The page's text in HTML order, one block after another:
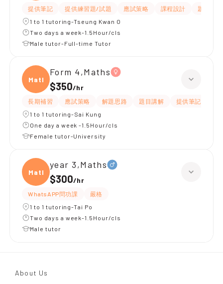
提供筆記 提供練習題/試題 應試策略 課程設計
題目講解
1 to 1 tutoring-Tseung Kwan O
Two days a week-1.5Hour/cls
Male tutor-Full-time Tutor
Maths
Form 4,Maths
$350/hr
長期補習 應試策略 解題思路 題目講解 提供筆記
1 to 1 tutoring-Sai Kung
One day a week -1.5Hour/cls
Female tutor-University
Maths
year 3,Maths
$300/hr
WhatsAPP問功課
嚴格
1 to 1 tutoring-Tai Po
Two days a week-1.5Hour/cls
Male tutor
About Us